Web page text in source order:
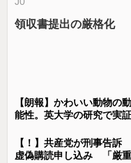
領収書提出の厳格化
【朗報】かわいい動物の
能性。英大学の研究で実証
【！】共産党が刑事告
虚偽購読申し込み 「厳重